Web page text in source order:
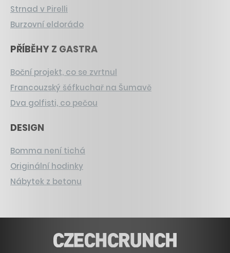
Strnad v Pirelli
Burzovní eldorádo
PŘÍBĚHY Z GASTRA
Boční projekt, co se zvrtnul
Francouzský šéfkuchař na Šumavě
Dva golfisti, co pečou
DESIGN
Bomma není tichá
Originální hodinky
Nábytek z betonu